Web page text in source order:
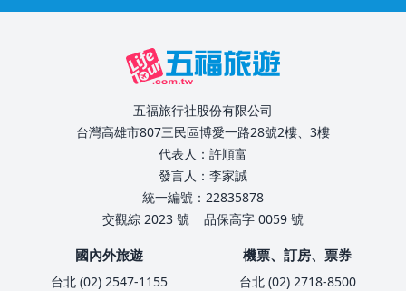
五福旅行社股份有限公司
台灣高雄市807三民區博愛一路28號2樓、3樓
代表人：許順富
發言人：李家誠
統一編號：22835878
交觀綜 2023 號
品保高字 0059 號
國內外旅遊
台北 (02) 2547-1155
機票、訂房、票券
台北 (02) 2718-8500